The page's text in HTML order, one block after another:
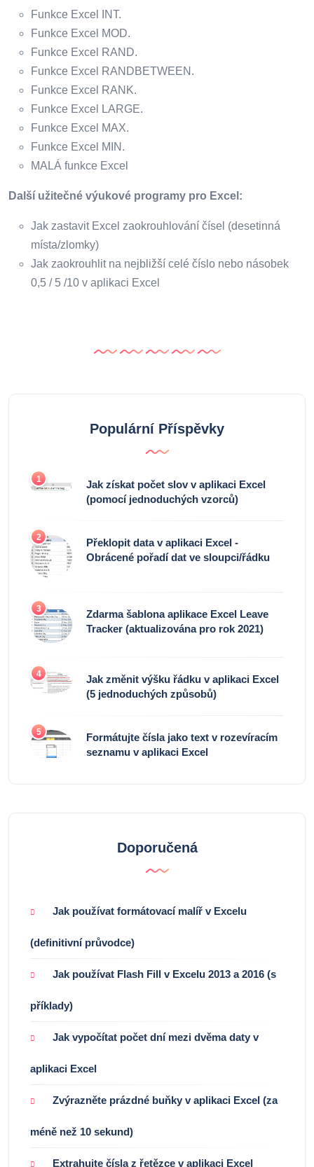
Funkce Excel INT.
Funkce Excel MOD.
Funkce Excel RAND.
Funkce Excel RANDBETWEEN.
Funkce Excel RANK.
Funkce Excel LARGE.
Funkce Excel MAX.
Funkce Excel MIN.
MALÁ funkce Excel
Další užitečné výukové programy pro Excel:
Jak zastavit Excel zaokrouhlování čísel (desetinná
místa/zlomky)
Jak zaokrouhlit na nejbližší celé číslo nebo násobek
0,5 / 5 /10 v aplikaci Excel
Populární Příspěvky
1
Jak získat počet slov v aplikaci Excel
(pomocí jednoduchých vzorců)
2
Překlopit data v aplikaci Excel -
Obrácené pořadí dat ve sloupci/řádku
3
Zdarma šablona aplikace Excel Leave
Tracker (aktualizována pro rok 2021)
4
Jak změnit výšku řádku v aplikaci Excel
(5 jednoduchých způsobů)
5
Formátujte čísla jako text v rozevíracím
seznamu v aplikaci Excel
Doporučená
Jak používat formátovací malíř v Excelu
(definitivní průvodce)
Jak používat Flash Fill v Excelu 2013 a 2016 (s
příklady)
Jak vypočítat počet dní mezi dvěma daty v
aplikaci Excel
Zvýrazněte prázdné buňky v aplikaci Excel (za
méně než 10 sekund)
Extrahujte čísla z řetězce v aplikaci Excel